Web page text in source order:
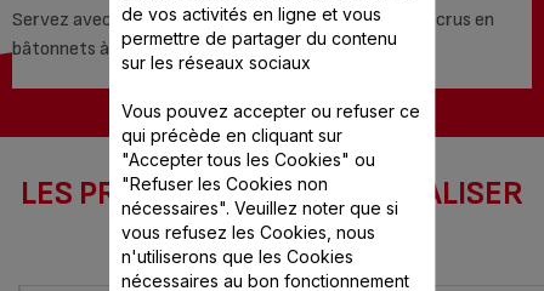
Servez avec des bâtonnets de surimi ou des légumes crus en
bâtonnets à l'apéritif.
LES PRODUITS SEB POUR RÉALISER
CETTE RECETTE
de vos activités en ligne et vous
permettre de partager du contenu
sur les réseaux sociaux
Vous pouvez accepter ou refuser ce
qui précède en cliquant sur
"Accepter tous les Cookies" ou
"Refuser les Cookies non
nécessaires". Veuillez noter que si
vous refusez les Cookies, nous
n'utiliserons que les Cookies
nécessaires au bon fonctionnement